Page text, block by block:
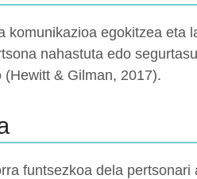
komunikazioa egokitzea eta
nahastuta edo
& Gilman, 2017).
funtsezkoa dela